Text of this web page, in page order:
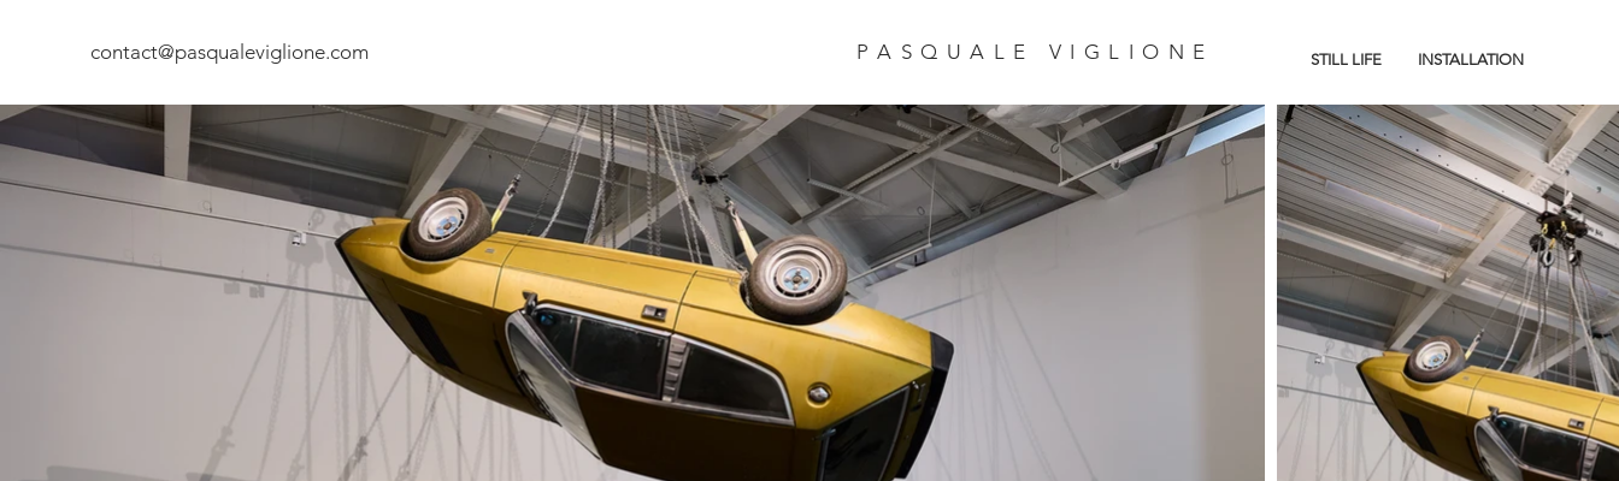
contact@pasqualeviglione.com PASQUALE VIGLIONE STILL LIFE INSTALLATION